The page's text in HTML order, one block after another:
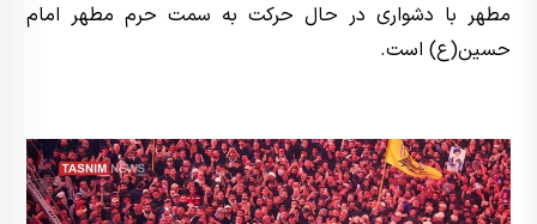
مطهر با دشواری در حال حرکت به سمت حرم مطهر امام
حسین(ع) است.